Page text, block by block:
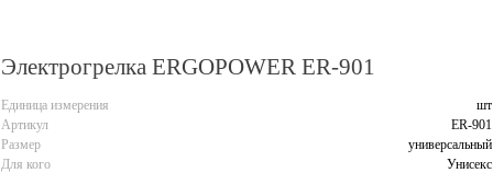
Электрогрелка ERGOPOWER ER-901
Единица измерения
шт
Артикул
ER-901
Размер
универсальный
Для кого
Унисекс